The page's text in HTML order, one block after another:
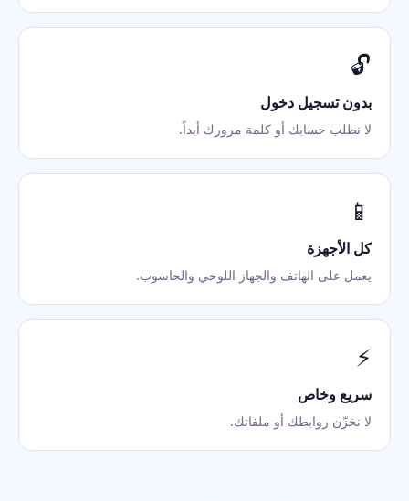
🔓
بدون تسجيل دخول
لا نطلب حسابك أو كلمة مرورك أبداً.
📱
كل الأجهزة
يعمل على الهاتف والجهاز اللوحي والحاسوب.
⚡
سريع وخاص
لا نخزّن روابطك أو ملفاتك.